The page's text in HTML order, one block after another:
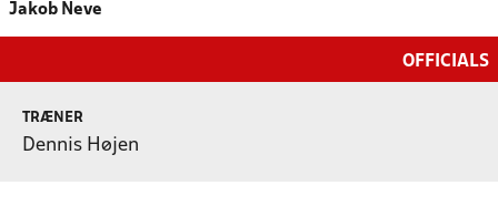
Jakob Neve
OFFICIALS
TRÆNER
Dennis Højen